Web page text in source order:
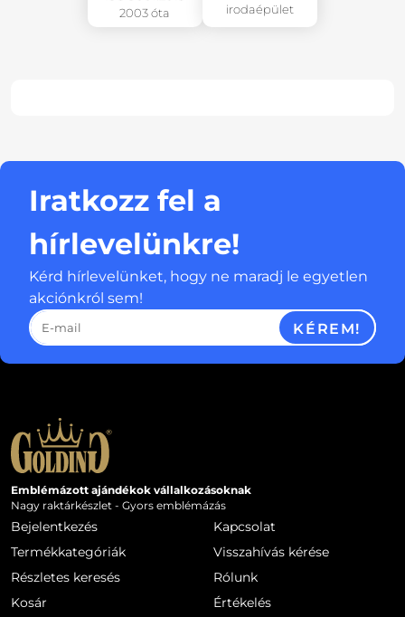
2003 óta
irodaépület
Iratkozz fel a
hírlevelünkre!
Kérd hírlevelünket, hogy ne maradj le egyetlen
akciónkról sem!
KÉREM!
Emblémázott ajándékok vállalkozásoknak
Nagy raktárkészlet - Gyors emblémázás
Bejelentkezés
Termékkategóriák
Részletes keresés
Kosár
Kapcsolat
Visszahívás kérése
Rólunk
Értékelés